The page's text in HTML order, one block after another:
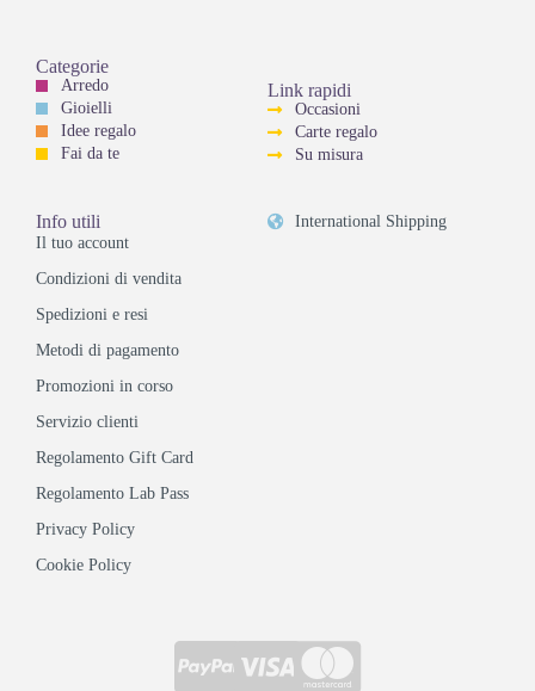
Categorie
Arredo
Gioielli
Idee regalo
Fai da te
Link rapidi
Occasioni
Carte regalo
Su misura
Info utili
Il tuo account
Condizioni di vendita
Spedizioni e resi
Metodi di pagamento
Promozioni in corso
Servizio clienti
Regolamento Gift Card
Regolamento Lab Pass
Privacy Policy
Cookie Policy
International Shipping